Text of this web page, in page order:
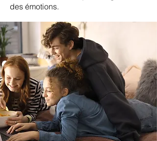
des émotions.